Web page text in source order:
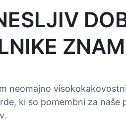
neomajno
ki so pomembni za